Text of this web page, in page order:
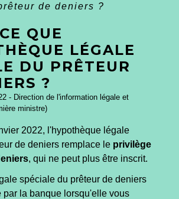
de deniers ?
QUE
LÉGALE
DU PRÊTEUR
?
- Direction de l'information légale et
ministre)
2022, l'hypothèque légale
de deniers remplace le privilège
, qui ne peut plus être inscrit.
spéciale du prêteur de deniers
par la banque lorsqu'elle vous